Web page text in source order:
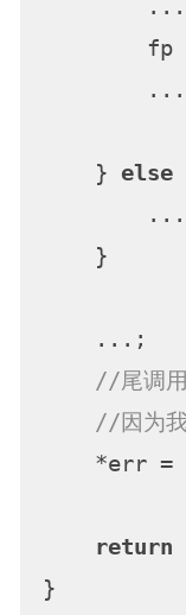
    }
else
    }
    ...;
//尾调
//因为
*err =
return